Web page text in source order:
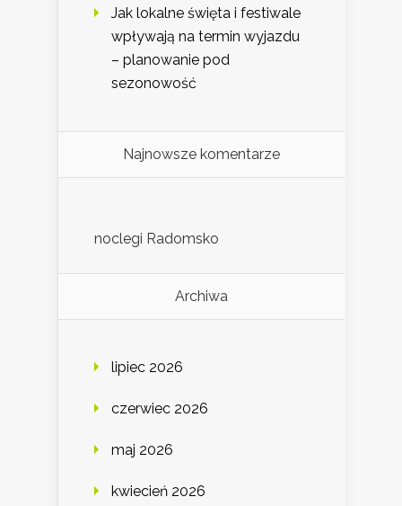
Jak lokalne święta i festiwale
wpływają na termin wyjazdu
– planowanie pod
sezonowość
Najnowsze komentarze
noclegi Radomsko
Archiwa
lipiec 2026
czerwiec 2026
maj 2026
kwiecień 2026